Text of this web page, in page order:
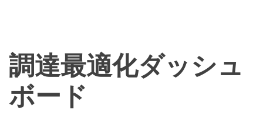
調達最適化ダッシュ
ボード